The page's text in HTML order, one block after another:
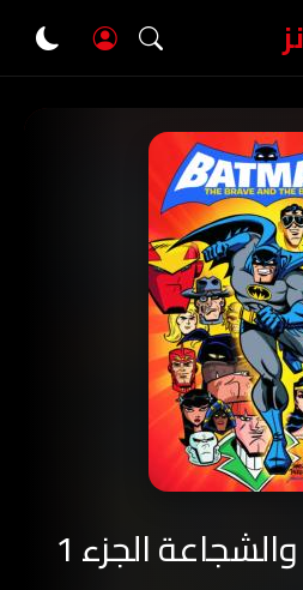
الجزء 1